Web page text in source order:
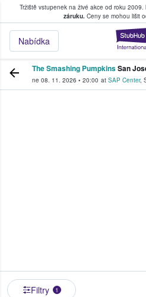
Tržiště vstupenek na živé akce od roku 2009.
záruku.Ceny se mohou lišit
Nabídka
kde fanoušci kupují
The Smashing PumpkinsSan
ne 08. 11. 2026 • 20:00 at SAP Center,
Filtry 1